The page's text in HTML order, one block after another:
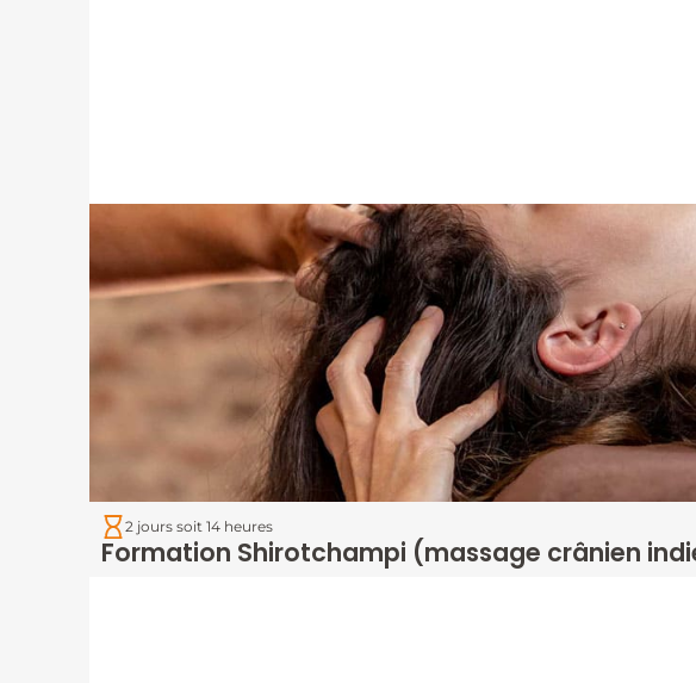
2 jours soit 14 heures
Formation Shirotchampi (massage crânien